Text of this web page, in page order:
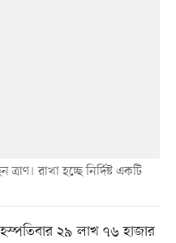
রাখা হচ্ছে নির্দিষ্ট একটি
২৯ লাখ ৭৬ হাজার